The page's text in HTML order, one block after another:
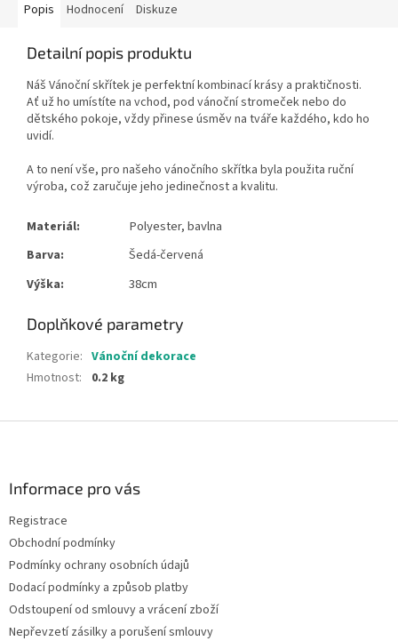
Popis Hodnocení Diskuze
Detailní popis produktu
Náš Vánoční skřítek je perfektní kombinací krásy a praktičnosti.
Ať už ho umístíte na vchod, pod vánoční stromeček nebo do
dětského pokoje, vždy přinese úsměv na tváře každého, kdo ho
uvidí.
A to není vše, pro našeho vánočního skřítka byla použita ruční
výroba, což zaručuje jeho jedinečnost a kvalitu.
Materiál: Polyester, bavlna
Barva:
Šedá-červená
Výška:
38cm
Doplňkové parametry
Kategorie: Vánoční dekorace
Hmotnost: 0.2 kg
Informace pro vás
Registrace
Obchodní podmínky
Podmínky ochrany osobních údajů
Dodací podmínky a způsob platby
Odstoupení od smlouvy a vrácení zboží
Nepřevzetí zásilky a porušení smlouvy